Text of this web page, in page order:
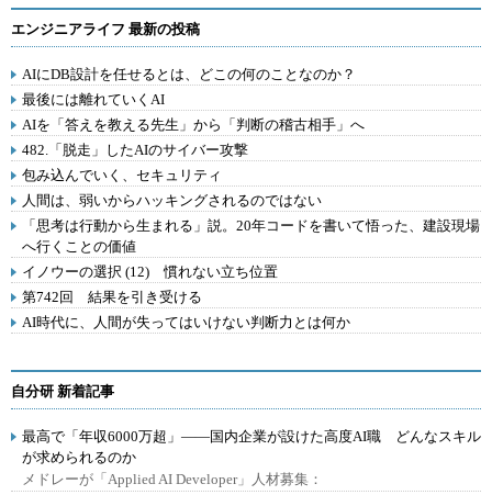
エンジニアライフ 最新の投稿
AIにDB設計を任せるとは、どこの何のことなのか？
最後には離れていくAI
AIを「答えを教える先生」から「判断の稽古相手」へ
482.「脱走」したAIのサイバー攻撃
包み込んでいく、セキュリティ
人間は、弱いからハッキングされるのではない
「思考は行動から生まれる」説。20年コードを書いて悟った、建設現場
へ行くことの価値
イノウーの選択 (12) 慣れない立ち位置
第742回 結果を引き受ける
AI時代に、人間が失ってはいけない判断力とは何か
自分研 新着記事
最高で「年収6000万超」――国内企業が設けた高度AI職 どんなスキル
が求められるのか
メドレーが「Applied AI Developer」人材募集：